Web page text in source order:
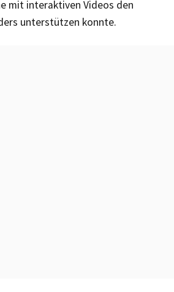
mit interaktiven Videos den
unterstützen konnte.